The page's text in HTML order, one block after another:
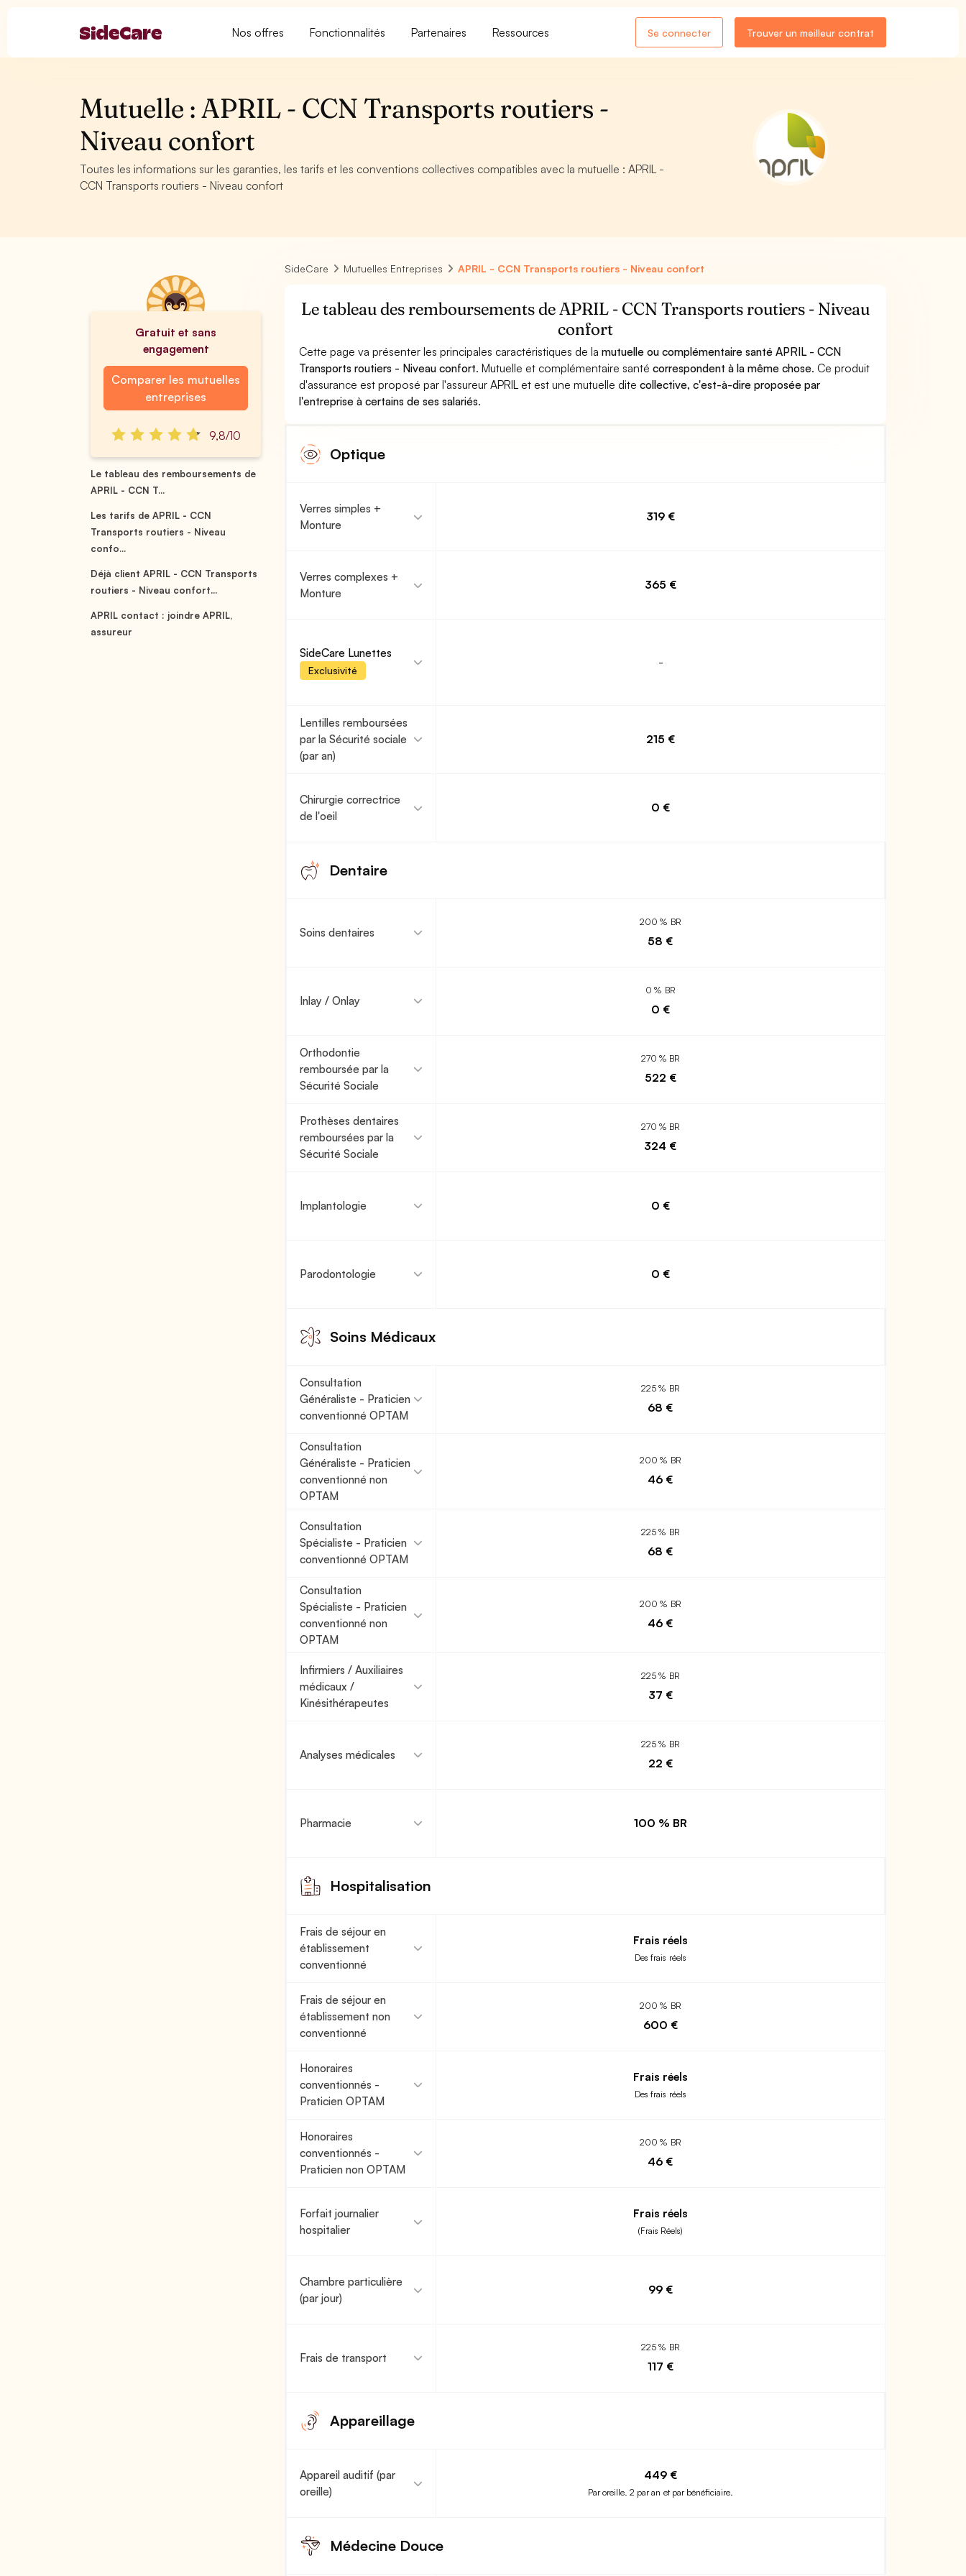
Nos offres Fonctionnalités Partenaires Ressources Se connecter Trouver un meilleur contrat
Mutuelle : APRIL - CCN Transports routiers -
Niveau confort
Toutes les informations sur les garanties, les tarifs et les conventions collectives compatibles avec la mutuelle : APRIL -
CCN Transports routiers - Niveau confort
Gratuit et sans
engagement
Comparer les mutuelles
entreprises
9,8/10
Le tableau des remboursements de
APRIL - CCN T...
Les tarifs de APRIL - CCN
Transports routiers - Niveau
confo...
Déjà client APRIL - CCN Transports
routiers - Niveau confort...
APRIL contact : joindre APRIL,
assureur
SideCare Mutuelles Entreprises APRIL - CCN Transports routiers - Niveau confort
Le tableau des remboursements de APRIL - CCN Transports routiers - Niveau
confort
Cette page va présenter les principales caractéristiques de lamutuelle ou complémentaire santé APRIL - CCN
Transports routiers - Niveau confort. Mutuelle et complémentaire santécorrespondent à la même chose. Ce produit
d'assurance est proposé par l'assureur APRIL et est une mutuelle ditecollective, c'est-à-dire proposée par
l'entreprise à certains de ses salariés.
Optique
Verres simples +
Monture
319 €
Verres complexes +
Monture
365 €
SideCare Lunettes
Exclusivité
-
Lentilles remboursées
par la Sécurité sociale
(par an)
215 €
Chirurgie correctrice
de l'oeil
0 €
Dentaire
Soins dentaires
200 % BR
58 €
Inlay / Onlay
0 % BR
0 €
Orthodontie
remboursée par la
Sécurité Sociale
270 % BR
522 €
Prothèses dentaires
remboursées par la
Sécurité Sociale
270 % BR
324 €
Implantologie 0 €
Parodontologie 0 €
Soins Médicaux
Consultation
Généraliste - Praticien
conventionné OPTAM
225 % BR
68 €
Consultation
Généraliste - Praticien
conventionné non
OPTAM
200 % BR
46 €
Consultation
Spécialiste - Praticien
conventionné OPTAM
225 % BR
68 €
Consultation
Spécialiste - Praticien
conventionné non
OPTAM
200 % BR
46 €
Infirmiers / Auxiliaires
médicaux /
Kinésithérapeutes
225 % BR
37 €
Analyses médicales
225 % BR
22 €
Pharmacie 100 % BR
Hospitalisation
Frais de séjour en
établissement
conventionné
Frais réels
Des frais réels
Frais de séjour en
établissement non
conventionné
200 % BR
600 €
Honoraires
conventionnés -
Praticien OPTAM
Frais réels
Des frais réels
Honoraires
conventionnés -
Praticien non OPTAM
200 % BR
46 €
Forfait journalier
hospitalier
Frais réels
(Frais Réels)
Chambre particulière
(par jour)
99 €
Frais de transport
225 % BR
117 €
Appareillage
Appareil auditif (par
oreille)
449 €
Par oreille. 2 par an et par bénéficiaire.
Médecine Douce